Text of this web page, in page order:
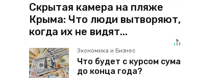
Скрытая камера на пляже
Крыма: Что люди вытворяют,
когда их не видят...
Экономика и Бизнес
Что будет с курсом сума
до конца года?